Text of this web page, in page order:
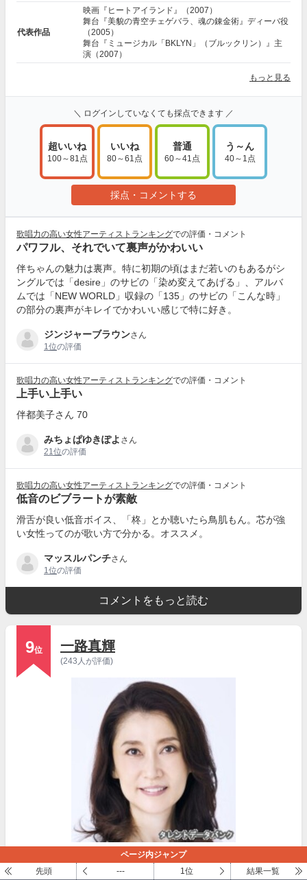
代表作品
映画『ヒートアイランド』（2007）
舞台『美貌の青空チェゲバラ、魂の錬金術』ディーバ役
（2005）
舞台『ミュージカル「BKLYN」（ブルックリン）』主
演（2007）
もっと見る
＼ ログインしていなくても採点できます ／
超いいね
100～81点
いいね
80～61点
普通
60～41点
う～ん
40～1点
採点・コメントする
歌唱力の高い女性アーティストランキングでの評価・コメント
パワフル、それでいて裏声がかわいい
伴ちゃんの魅力は裏声。特に初期の頃はまだ若いのもあるがシ
ングルでは「desire」のサビの「染め変えてあげる」、アルバ
ムでは「NEW WORLD」収録の「135」のサビの「こんな時」
の部分の裏声がキレイでかわいい感じで特に好き。
ジンジャーブラウンさん
1位の評価
歌唱力の高い女性アーティストランキングでの評価・コメント
上手い上手い
伴都美子さん 70
みちょぱゆきぽよ さん
21位の評価
歌唱力の高い女性アーティストランキングでの評価・コメント
低音のビブラートが素敵
滑舌が良い低音ボイス、「柊」とか聴いたら鳥肌もん。芯が強
い女性ってのが歌い方で分かる。オススメ。
マッスルパンチさん
1位の評価
コメントをもっと読む
9位 一路真輝
(243人が評価)
引用元:
ページ内ジャンプ
先頭
--- 1位 結果一覧